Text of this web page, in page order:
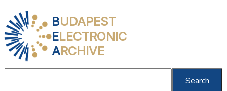
BUDAPEST
ELECTRONIC
ARCHIVE
Search